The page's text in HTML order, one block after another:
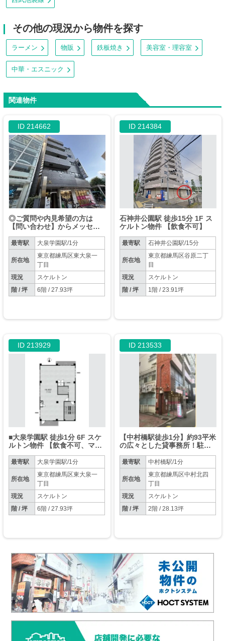
その他の現況から物件を探す
ラーメン 物販 鉄板焼き 美容室・理容室
中華・エスニック
関連物件
ID 214662
◎ご質問や内見希望の方は
【問い合わせ】からメッセー
話はお控えください。
最寄駅 大泉学園駅/1分
所在地
東京都練馬区東大泉一
丁目
現況
スケルトン
階 / 坪
6階 / 27.93坪
ID 214384
石神井公園駅 徒歩15分 1F ス
ケルトン物件 【飲食不可】
最寄駅 石神井公園駅/15分
所在地
東京都練馬区谷原二丁
目
現況
スケルトン
階 / 坪
1階 / 23.91坪
ID 213929
■大泉学園駅 徒歩1分 6F スケ
ルトン物件 【飲食不可、マッ
ニック可】
最寄駅 大泉学園駅/1分
所在地
東京都練馬区東大泉一
丁目
現況
スケルトン
階 / 坪
6階 / 27.93坪
ID 213533
【中村橋駅徒歩1分】約93平米
の広々とした貸事務所！駐車
も相談可能な駅チカ物件
最寄駅 中村橋駅/1分
所在地
東京都練馬区中村北四
丁目
現況
スケルトン
階 / 坪
2階 / 28.13坪